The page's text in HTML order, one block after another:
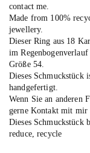
contact me.
Made from 100%
jewellery.
Dieser Ring aus 18
im Regenbogenverlauf
Größe 54.
Dieses Schmuckstück
handgefertigt.
Wenn Sie an anderen
gerne Kontakt mit mir
Dieses Schmuckstück
reduce, recycle